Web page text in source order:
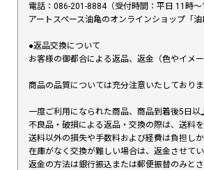
電話：086-201-8884（受付時間：平日 11時〜
アートスペース油亀のオンラインショップ「
●返品交換について
お客様の御都合による返品、返金（色やイメ
商品の品質については充分注意いたしており
一度ご利用になられた商品、商品到着後5日以
不良品・破損による返品・交換の際は、送料
送料以外の損失や手数料および経費は負担し
在庫がなく交換が難しい場合は、返金させて
返金の方法は銀行振込または郵便振替のみとさ